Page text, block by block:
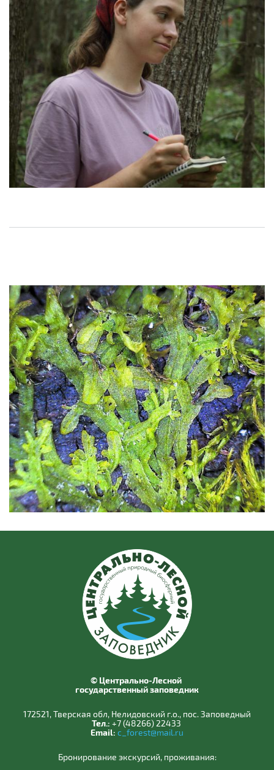
© Центрально-Лесной
государственный заповедник
172521, Тверская обл, Нелидовский г.о., пос. Заповедный
Тел.: +7 (48266) 22433
Email: c_forest@mail.ru
Бронирование экскурсий, проживания: